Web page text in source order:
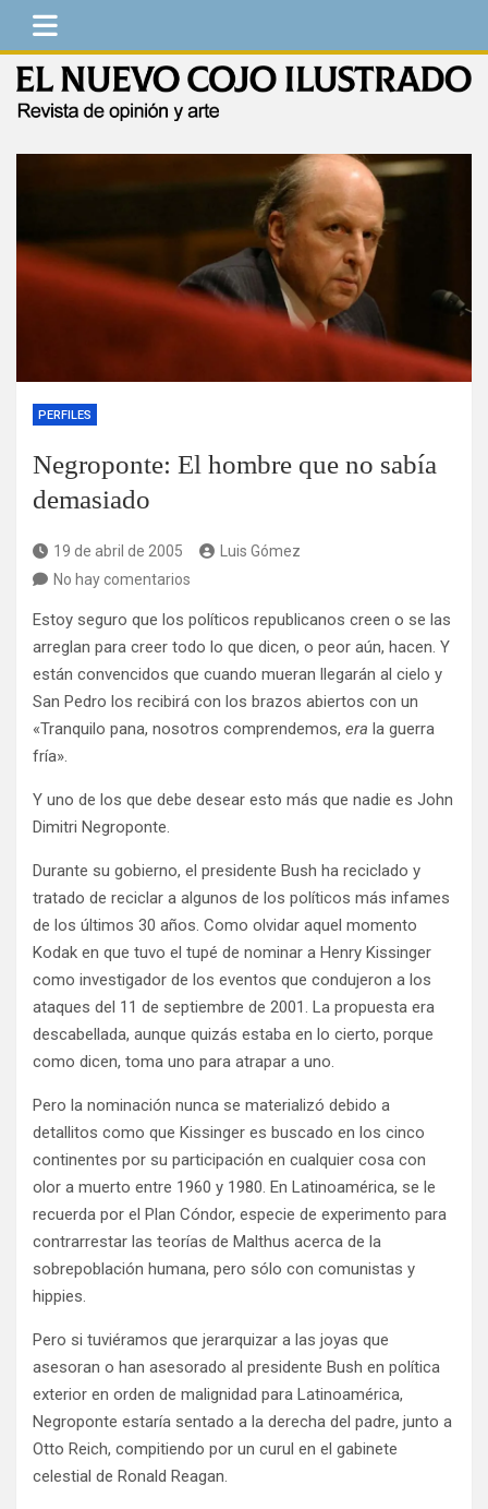
Saltar
contenido
PERFILES
Negroponte: El hombre que no sabía
demasiado
19 de abril de 2005
Luis Gómez
No hay comentarios
Estoy seguro que los políticos republicanos creen o se las
arreglan para creer todo lo que dicen, o peor aún, hacen. Y
están convencidos que cuando mueran llegarán al cielo y
San Pedro los recibirá con los brazos abiertos con un
«Tranquilo pana, nosotros comprendemos, era la guerra
fría».
Y uno de los que debe desear esto más que nadie es John
Dimitri Negroponte.
Durante su gobierno, el presidente Bush ha reciclado y
tratado de reciclar a algunos de los políticos más infames
de los últimos 30 años. Como olvidar aquel momento
Kodak en que tuvo el tupé de nominar a Henry Kissinger
como investigador de los eventos que condujeron a los
ataques del 11 de septiembre de 2001. La propuesta era
descabellada, aunque quizás estaba en lo cierto, porque
como dicen, toma uno para atrapar a uno.
Pero la nominación nunca se materializó debido a
detallitos como que Kissinger es buscado en los cinco
continentes por su participación en cualquier cosa con
olor a muerto entre 1960 y 1980. En Latinoamérica, se le
recuerda por el Plan Cóndor, especie de experimento para
contrarrestar las teorías de Malthus acerca de la
sobrepoblación humana, pero sólo con comunistas y
hippies.
Pero si tuviéramos que jerarquizar a las joyas que
asesoran o han asesorado al presidente Bush en política
exterior en orden de malignidad para Latinoamérica,
Negroponte estaría sentado a la derecha del padre, junto a
Otto Reich, compitiendo por un curul en el gabinete
celestial de Ronald Reagan.